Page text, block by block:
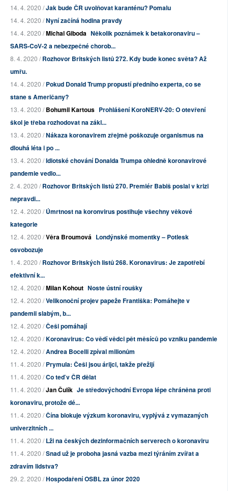
14. 4. 2020 /Jak bude ČR uvolňovat karanténu? Pomalu
14. 4. 2020 /Nyní začíná hodina pravdy
14. 4. 2020 /Michal Giboda Několik poznámek k betakoronaviru –
SARS-CoV-2 a nebezpečné chorob...
8. 4. 2020 /Rozhovor Britských listů 272. Kdy bude konec světa? Až
umřu.
14. 4. 2020 /Pokud Donald Trump propustí předního experta, co se
stane s Američany?
13. 4. 2020 /Bohumil Kartous Prohlášení KoroNERV-20: O otevření
škol je třeba rozhodovat na zákl...
13. 4. 2020 /Nákaza koronavirem zřejmě poškozuje organismus na
dlouhá léta i po ...
13. 4. 2020 /Idiotské chování Donalda Trumpa ohledně koronavirové
pandemie vedlo...
2. 4. 2020 /Rozhovor Britských listů 270. Premiér Babiš poslal v krizi
nepravdi...
12. 4. 2020 /Úmrtnost na koronvirus postihuje všechny věkové
kategorie
12. 4. 2020 /Věra Broumová Londýnské momentky – Potlesk
osvobozuje
1. 4. 2020 /Rozhovor Britských listů 268. Koronavirus: Je zapotřebí
efektivní k...
12. 4. 2020 /Milan Kohout Noste ústní roušky
12. 4. 2020 /Velikonoční projev papeže Františka: Pomáhejte v
pandemii slabým, b...
12. 4. 2020 /Češi pomáhají
12. 4. 2020 /Koronavirus: Co vědí vědci pět měsíců po vzniku pandemie
12. 4. 2020 /Andrea Bocelli zpíval milionům
11. 4. 2020 /Prymula: Češi jsou árijci, takže přežijí
11. 4. 2020 /Co teď v ČR dělat
11. 4. 2020 /Jan Čulík Je středovýchodní Evropa lépe chráněna proti
koronaviru, protože dé...
11. 4. 2020 /Čína blokuje výzkum koronaviru, vyplývá z vymazaných
univerzitních ...
11. 4. 2020 /Lži na českých dezinformačních serverech o koronaviru
11. 4. 2020 /Snad už je proboha jasná vazba mezi týráním zvířat a
zdravím lidstva?
29. 2. 2020 /Hospodaření OSBL za únor 2020